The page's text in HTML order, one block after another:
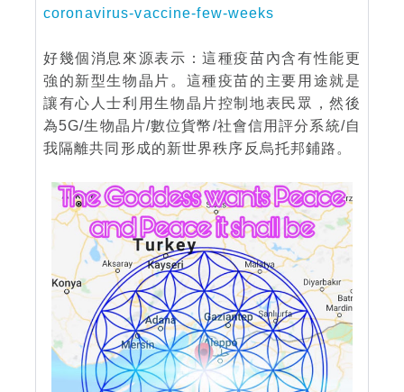
coronavirus-vaccine-few-weeks
好幾個消息來源表示：這種疫苗內含有性能更
強的新型生物晶片。這種疫苗的主要用途就是
讓有心人士利用生物晶片控制地表民眾，然後
為5G/生物晶片/數位貨幣/社會信用評分系統/自
我隔離共同形成的新世界秩序反烏托邦鋪路。